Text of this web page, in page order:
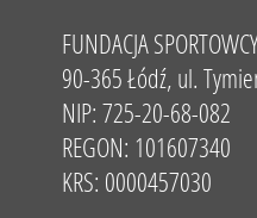
FUNDACJA
90-365 Łódź, ul.
NIP: 725-20-68-082
REGON: 101607340
KRS: 0000457030